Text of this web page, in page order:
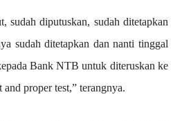
sudah diputuskan, sudah ditetapkan
sudah ditetapkan dan nanti tinggal
Bank NTB untuk diteruskan ke
proper test,” terangnya.